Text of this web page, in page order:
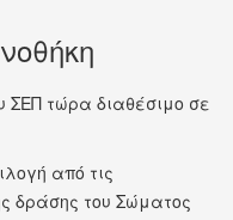
ΣΕΠ τώρα διαθέσιμο σε
από τις
δράσης του Σώματος